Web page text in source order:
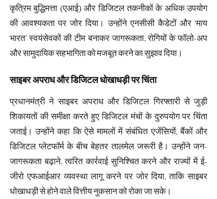
कृत्रिम बुद्धिमत्ता (एआई) और डिजिटल तकनीकों के अधिक उपयोग
की आवश्यकता पर जोर दिया। उन्होंने एनसीसी कैडेटों और ‘माय
भारत’ स्वयंसेवकों की टीम बनाकर जागरूकता, रोगियों के फॉलो-अप
और सामुदायिक सहभागिता को मजबूत करने का सुझाव दिया।
साइबर अपराध और डिजिटल धोखाधड़ी पर चिंता
प्रधानमंत्री ने साइबर अपराध और डिजिटल गिरफ्तारी से जुड़ी
शिकायतों की समीक्षा करते हुए डिजिटल मंचों के दुरुपयोग पर चिंता
जताई। उन्होंने कहा कि ऐसे मामलों में संबंधित एजेंसियों, बैंकों और
डिजिटल प्लेटफॉर्म के बीच बेहतर तालमेल जरूरी है। उन्होंने जन-
जागरूकता बढ़ाने, त्वरित कार्रवाई सुनिश्चित करने और राज्यों में ई-
जीरो एफआईआर व्यवस्था लागू करने पर जोर दिया, ताकि साइबर
धोखाधड़ी से होने वाले वित्तीय नुकसान को रोका जा सके।